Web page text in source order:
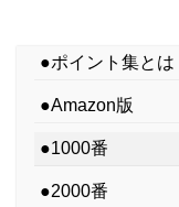
●ポイント集とは
●Amazon版
●1000番
●2000番